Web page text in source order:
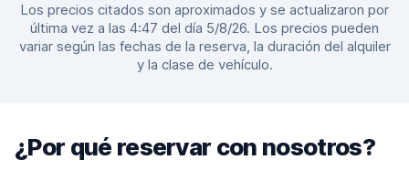
Los precios citados son aproximados y se actualizaron por
última vez a las 4:47 del día 5/8/26. Los precios pueden
variar según las fechas de la reserva, la duración del alquiler
y la clase de vehículo.
¿Por qué reservar con nosotros?